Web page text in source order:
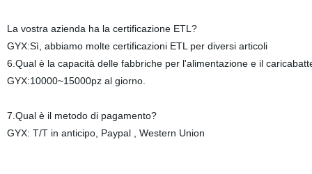
La vostra azienda ha la certificazione ETL?
GYX:Sì, abbiamo molte certificazioni ETL per diversi articoli
6.Qual è la capacità delle fabbriche per l'alimentazione e il
GYX:10000~15000pz al giorno.
7.Qual è il metodo di pagamento?
GYX: T/T in anticipo, Paypal , Western Union